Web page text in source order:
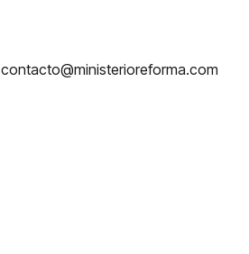
contacto@ministerioreforma.com